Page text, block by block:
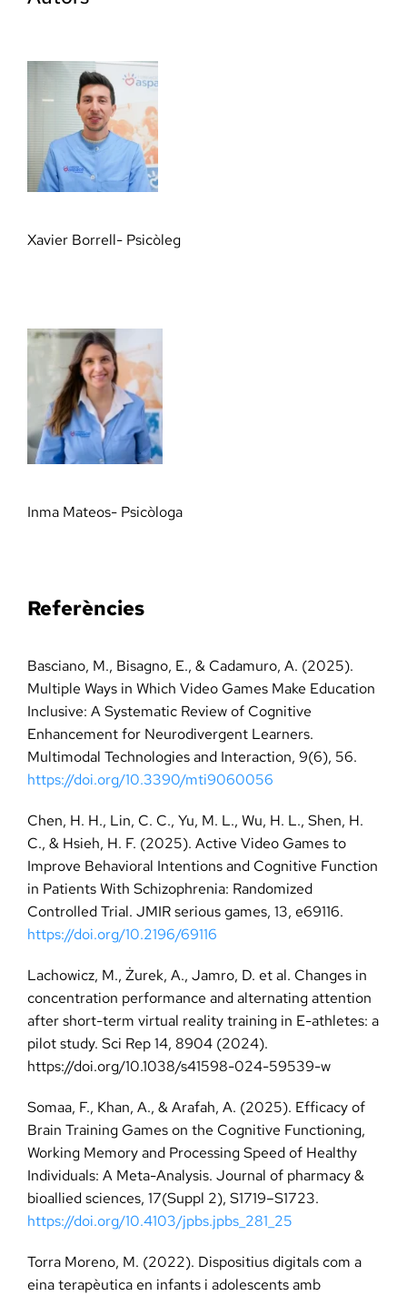
Xavier Borrell- Psicòleg
Inma Mateos- Psicòloga
Referències
Basciano, M., Bisagno, E., & Cadamuro, A. (2025).
Multiple Ways in Which Video Games Make Education
Inclusive: A Systematic Review of Cognitive
Enhancement for Neurodivergent Learners.
Multimodal Technologies and Interaction, 9(6), 56.
https://doi.org/10.3390/mti9060056
Chen, H. H., Lin, C. C., Yu, M. L., Wu, H. L., Shen, H.
C., & Hsieh, H. F. (2025). Active Video Games to
Improve Behavioral Intentions and Cognitive Function
in Patients With Schizophrenia: Randomized
Controlled Trial. JMIR serious games, 13, e69116.
https://doi.org/10.2196/69116
Lachowicz, M., Żurek, A., Jamro, D. et al. Changes in
concentration performance and alternating attention
after short-term virtual reality training in E-athletes: a
pilot study. Sci Rep 14, 8904 (2024).
https://doi.org/10.1038/s41598-024-59539-w
Somaa, F., Khan, A., & Arafah, A. (2025). Efficacy of
Brain Training Games on the Cognitive Functioning,
Working Memory and Processing Speed of Healthy
Individuals: A Meta-Analysis. Journal of pharmacy &
bioallied sciences, 17(Suppl 2), S1719–S1723.
https://doi.org/10.4103/jpbs.jpbs_281_25
Torra Moreno, M. (2022). Dispositius digitals com a
eina terapèutica en infants i adolescents amb